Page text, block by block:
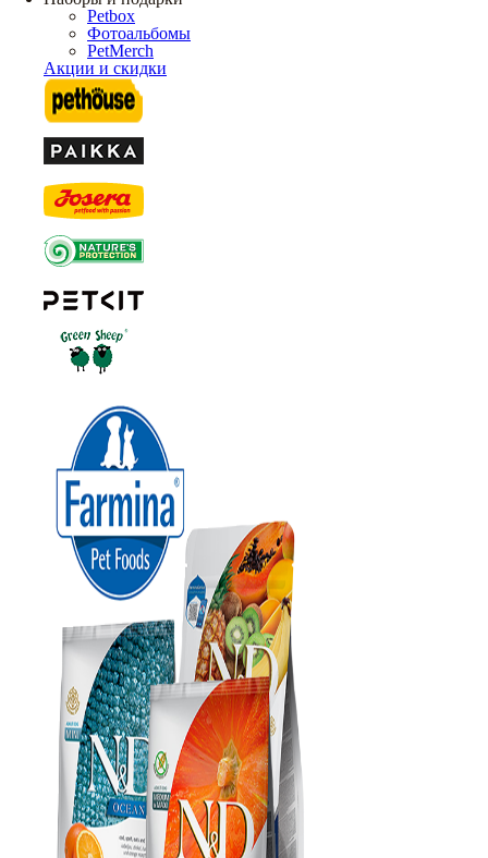
Petbox
Фотоальбомы
PetMerch
Акции и скидки